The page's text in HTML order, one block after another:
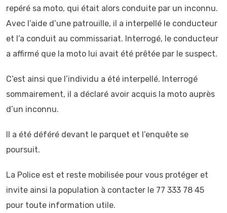
repéré sa moto, qui était alors conduite par un inconnu.
Avec l’aide d’une patrouille, il a interpellé le conducteur
et l’a conduit au commissariat. Interrogé, le conducteur
a affirmé que la moto lui avait été prêtée par le suspect.
C’est ainsi que l’individu a été interpellé. Interrogé
sommairement, il a déclaré avoir acquis la moto auprès
d’un inconnu.
Il a été déféré devant le parquet et l’enquête se
poursuit.
La Police est et reste mobilisée pour vous protéger et
invite ainsi la population à contacter le 77 333 78 45
pour toute information utile.